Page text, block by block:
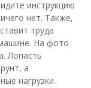
инструкцию
нет. Также,
труда
На фото
Лопасть
а
нагрузки.